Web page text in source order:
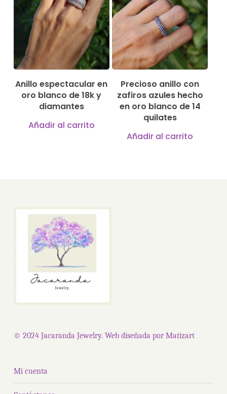
Las
opciones
se
pueden
elegir
3.300,00€
Anillo espectacular en
oro blanco de 18k y
diamantes
Añadir al carrito
1.290,00€
Precioso anillo con
zafiros azules hecho
en oro blanco de 14
quilates
Añadir al carrito
© 2024 Jacaranda Jewelry. Web diseñada porMatizart
Mi cuenta